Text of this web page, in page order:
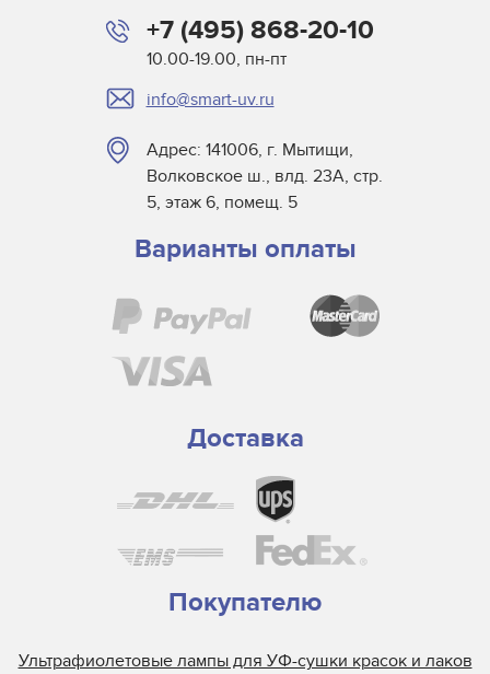
+7 (495) 868-20-10
10.00-19.00, пн-пт
info@smart-uv.ru
Адрес: 141006, г. Мытищи,
Волковское ш., влд. 23А, стр.
5, этаж 6, помещ. 5
Варианты оплаты
Доставка
Покупателю
Ультрафиолетовые лампы для УФ-сушки красок и лаков